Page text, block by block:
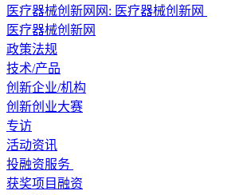
医疗器械创新网网: 医疗器械创新网
医疗器械创新网
政策法规
技术/产品
创新企业/机构
创新创业大赛
专访
活动资讯
投融资服务
获奖项目融资